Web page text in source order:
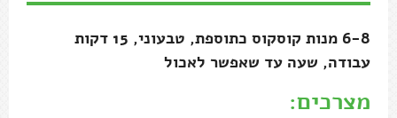
6-8 מנות קוסקוס כתוספת, טבעוני, 15 דקות
עבודה, שעה עד שאפשר לאכול
מצרכים: